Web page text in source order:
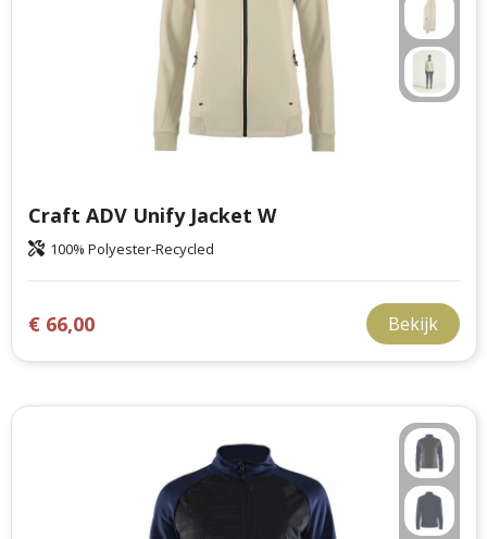
Craft ADV Unify Jacket W
100% Polyester-Recycled
€ 66,00 Bekijk